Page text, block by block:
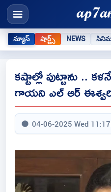
న్యూస్ షార్ట్స్ NEWS
కష్టాల్లో పుట్టాను ..
గాయని ఎల్ ఆర్
04-06-2025 Wed 11:17